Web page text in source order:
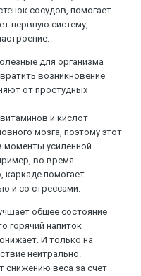
сосудов, помогает
нервную систему,
для организма
возникновение
от простудных
и кислот
мозга, поэтому этот
моменты усиленной
во время
каркаде помогает
и со стрессами.
общее состояние
горячий напиток
И только на
нейтрально.
снижению веса за счет